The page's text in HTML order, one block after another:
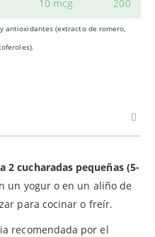
10 mcg 200
antioxidantes (extracto de romero,
2 cucharadas pequeñas (5-
un yogur o en un aliño de
para cocinar o freír.
recomendada por el